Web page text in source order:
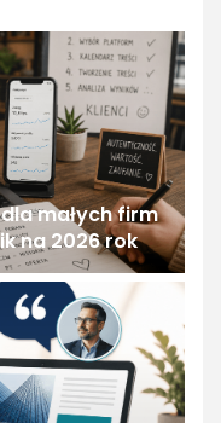
małych firm
na 2026 rok